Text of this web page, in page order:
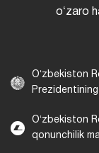
oʻzaro
Oʻzbekiston
Oʻzbekiston
qonunchilik